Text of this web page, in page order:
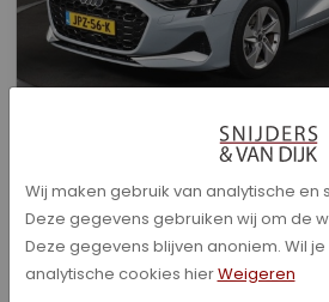
Audi A3 - Sportback 40 TFSI e
Bouwjaar
01-2026
Kilometerstand
Wij maken gebruik van analytische en
Deze gegevens gebruiken wij om de
Deze gegevens blijven anoniem. Wil
analytische cookies hierWeigeren